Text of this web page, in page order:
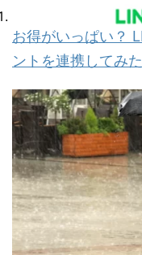
お得がいっぱい？
ントを連携してみた